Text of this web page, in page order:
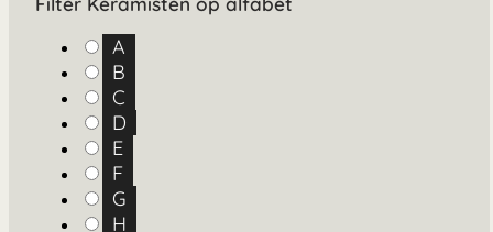
A
B
C
D
E
F
G
H